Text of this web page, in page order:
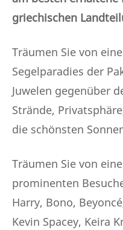
griechischen
Träumen Sie von
Segelparadies der
Juwelen gegenüber
Strände,
die schönsten
Träumen Sie von
prominenten
Harry, Bono,
Kevin Spacey, Keira